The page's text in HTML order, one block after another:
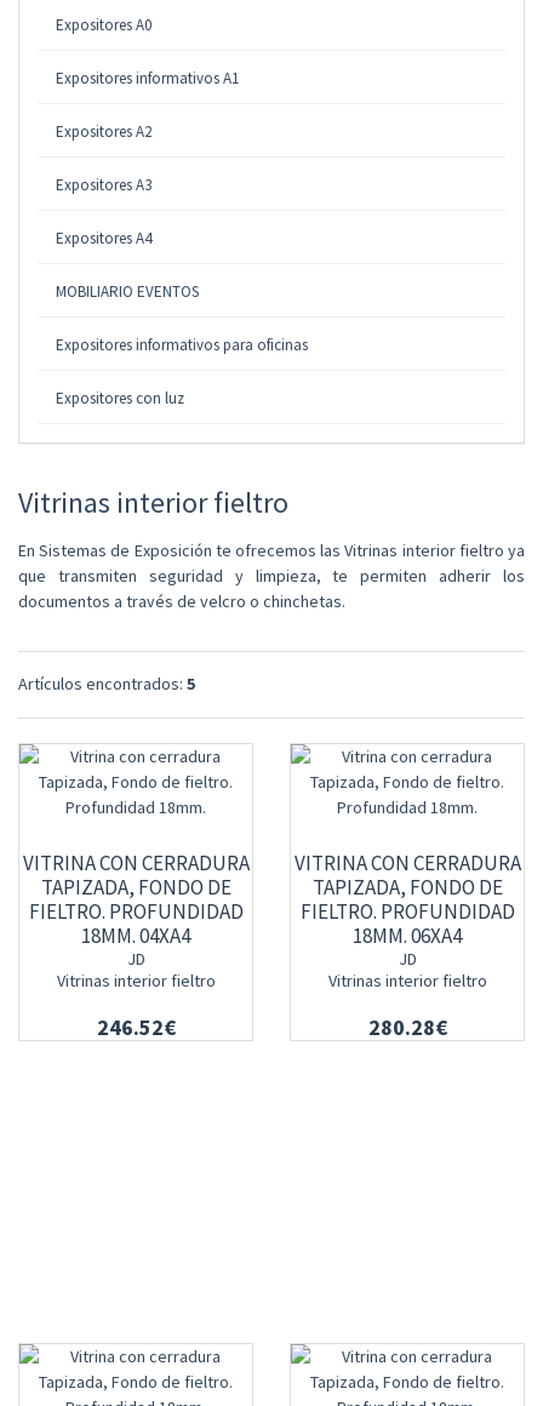
Expositores A0
Expositores informativos A1
Expositores A2
Expositores A3
Expositores A4
MOBILIARIO EVENTOS
Expositores informativos para oficinas
Expositores con luz
Vitrinas interior fieltro
En Sistemas de Exposición te ofrecemos las Vitrinas interior fieltro ya
que transmiten seguridad y limpieza, te permiten adherir los
documentos a través de velcro o chinchetas.
Artículos encontrados: 5
VITRINA CON CERRADURA
TAPIZADA, FONDO DE
FIELTRO. PROFUNDIDAD
18MM. 04XA4
JD
Vitrinas interior fieltro
246.52€
VITRINA CON CERRADURA
TAPIZADA, FONDO DE
FIELTRO. PROFUNDIDAD
18MM. 06XA4
JD
Vitrinas interior fieltro
280.28€